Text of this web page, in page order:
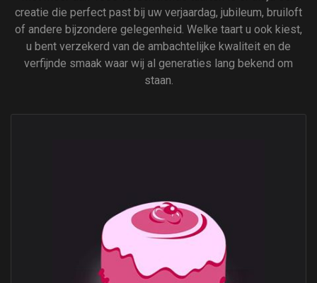
creatie die perfect past bij uw verjaardag, jubileum, bruiloft
of andere bijzondere gelegenheid. Welke taart u ook kiest,
u bent verzekerd van de ambachtelijke kwaliteit en de
verfijnde smaak waar wij al generaties lang bekend om
staan.